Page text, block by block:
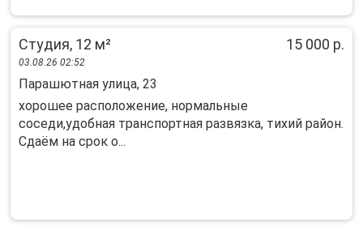
Студия, 12 м² 15 000 р.
03.08.26 02:52
Парашютная улица, 23
хорошее расположение, нормальные
соседи,удобная транспортная развязка, тихий район.
Сдаём на срок о...